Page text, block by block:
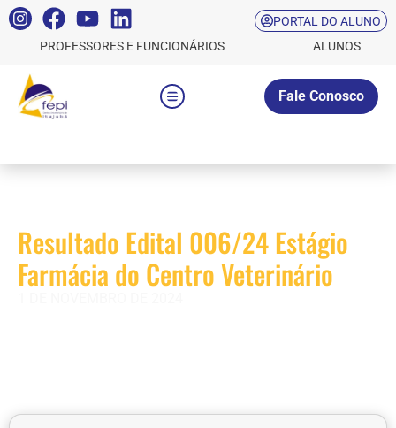
PORTAL DO ALUNO
PROFESSORES E FUNCIONÁRIOS
ALUNOS
Fale Conosco
Resultado Edital 006/24 Estágio
Farmácia do Centro Veterinário